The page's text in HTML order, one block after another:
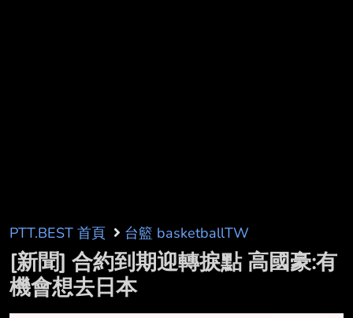
PTT.BEST 首頁 台籃 basketballTW
[新聞] 合約到期迎轉捩點 高國豪:有
機會想去日本